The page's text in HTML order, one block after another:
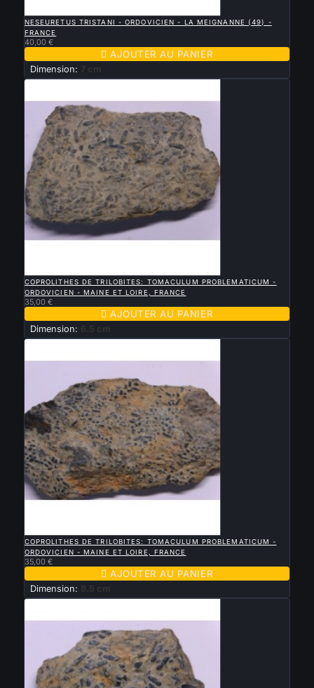
NESEURETUS TRISTANI - ORDOVICIEN - LA MEIGNANNE (49) -
FRANCE
40,00 €
 AJOUTER AU PANIER
Dimension: 7 cm
COPROLITHES DE TRILOBITES: TOMACULUM PROBLEMATICUM -
ORDOVICIEN - MAINE ET LOIRE, FRANCE
35,00 €
 AJOUTER AU PANIER
Dimension: 6.5 cm
COPROLITHES DE TRILOBITES: TOMACULUM PROBLEMATICUM -
ORDOVICIEN - MAINE ET LOIRE, FRANCE
35,00 €
 AJOUTER AU PANIER
Dimension: 8.5 cm